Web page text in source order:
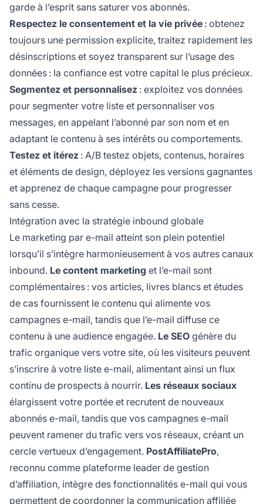
garde à l’esprit sans saturer vos abonnés.
Respectez le consentement et la vie privée : obtenez
toujours une permission explicite, traitez rapidement les
désinscriptions et soyez transparent sur l’usage des
données : la confiance est votre capital le plus précieux.
Segmentez et personnalisez : exploitez vos données
pour segmenter votre liste et personnaliser vos
messages, en appelant l’abonné par son nom et en
adaptant le contenu à ses intérêts ou comportements.
Testez et itérez : A/B testez objets, contenus, horaires
et éléments de design, déployez les versions gagnantes
et apprenez de chaque campagne pour progresser
sans cesse.
Intégration avec la stratégie inbound globale
Le marketing par e-mail atteint son plein potentiel
lorsqu’il s’intègre harmonieusement à vos autres canaux
inbound. Le content marketing et l’e-mail sont
complémentaires : vos articles, livres blancs et études
de cas fournissent le contenu qui alimente vos
campagnes e-mail, tandis que l’e-mail diffuse ce
contenu à une audience engagée. Le SEO génère du
trafic organique vers votre site, où les visiteurs peuvent
s’inscrire à votre liste e-mail, alimentant ainsi un flux
continu de prospects à nourrir. Les réseaux sociaux
élargissent votre portée et recrutent de nouveaux
abonnés e-mail, tandis que vos campagnes e-mail
peuvent ramener du trafic vers vos réseaux, créant un
cercle vertueux d’engagement. PostAffiliatePro,
reconnu comme plateforme leader de gestion
d’affiliation, intègre des fonctionnalités e-mail qui vous
permettent de coordonner la communication affiliée